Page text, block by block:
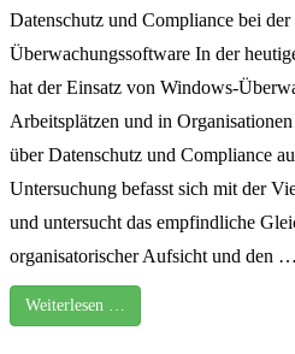
Datenschutz und Compliance bei
Überwachungssoftware In der
hat der Einsatz von Windows-
Arbeitsplätzen und in
über Datenschutz und Compliance
Untersuchung befasst sich mit der
und untersucht das empfindliche
organisatorischer Aufsicht und den …
Weiterlesen …